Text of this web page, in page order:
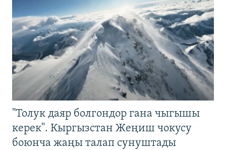
"Толук даяр болгондор гана чыгышы
керек". Кыргызстан Жеңиш чокусу
боюнча жаңы талап сунуштады